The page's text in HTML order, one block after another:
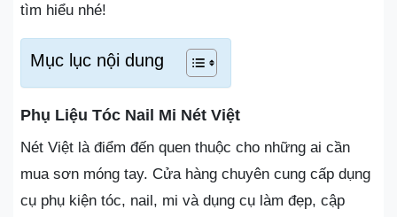
tìm hiểu nhé!
Mục lục nội dung
Phụ Liệu Tóc Nail Mi Nét Việt
Nét Việt là điểm đến quen thuộc cho những ai cần
mua sơn móng tay. Cửa hàng chuyên cung cấp dụng
cụ phụ kiện tóc, nail, mi và dụng cụ làm đẹp, cập